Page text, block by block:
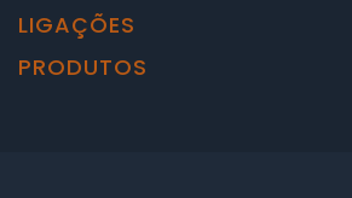
LIGAÇÕES
PRODUTOS